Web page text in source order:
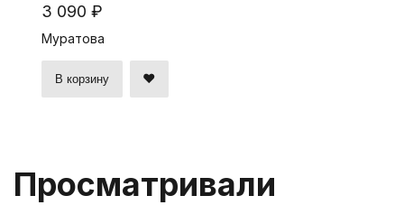
3 090 ₽
Муратова
В корзину
Просматривали